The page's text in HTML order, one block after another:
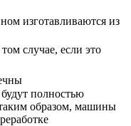
изготавливаются из
случае, если это
полностью
образом, машины